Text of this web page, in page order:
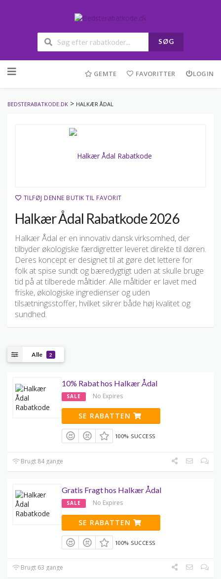
SØG
to
GEMTE FAVORITTER LOGIN
BEDSTERABATKODE.DK > HALKÆR ÅDAL
TILFØJ DENNE BUTIK TIL FAVORIT
Halkær Ådal Rabatkode 2026
Halkær Ådal er en innovativ dansk virksomhed, der
tilbyder økologiske færdigretter leveret direkte til døren.
Deres koncept er designet til at gøre det lettere for
folk at spise sundt og bæredygtigt uden at skulle bruge
tid på at tilberede måltider. Alle måltider er lavet med
friske, økologiske ingredienser og uden
tilsætningsstoffer, hvilket sikrer både høj kvalitet og
sundhed.
Alle 2
10% Rabat hos Halkær Ådal
SALE No Expires
SE RABATTEN
100% SUCCESS
Brugt 84 gange
Gratis Fragt hos Halkær Ådal
SALE No Expires
SE RABATTEN
100% SUCCESS
Brugt 63 gange